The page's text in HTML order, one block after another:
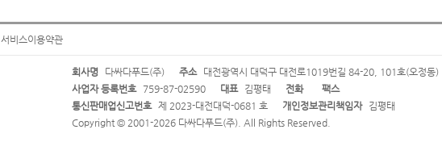
서비스이용약관
회사명 다싸다푸드(주) 주소
대전광역시 대덕구 대전로1019번길 84-20, 101호(오정동)
사업자 등록번호
759-87-02590 대표 김평태 전화
팩스
통신판매업신고번호 제 2023-대전대덕-0681 호 개인정보관리책임자
김평태
Copyright © 2001-2026 다싸다푸드(주). All Rights Reserved.